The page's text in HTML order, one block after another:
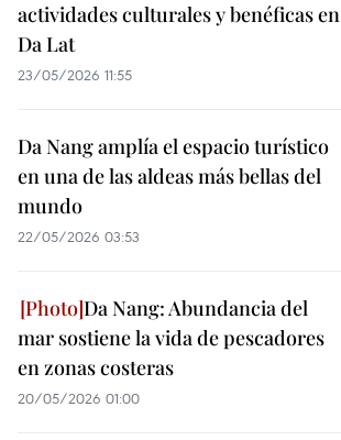
actividades culturales y benéficas en
Da Lat
23/05/2026 11:55
Da Nang amplía el espacio turístico
en una de las aldeas más bellas del
mundo
22/05/2026 03:53
Da Nang: Abundancia del
mar sostiene la vida de pescadores
en zonas costeras
20/05/2026 01:00